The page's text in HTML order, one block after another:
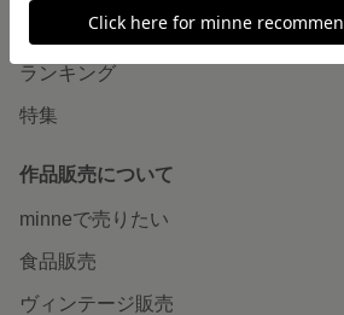
ショップをさがす
ランキング
特集
作品販売について
minneで売りたい
食品販売
ヴィンテージ販売